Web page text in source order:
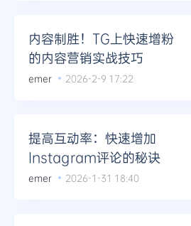
内容制胜！TG上快速增粉
的内容营销实战技巧
emer 2026-2-9 17:22
提高互动率：快速增加
Instagram评论的秘诀
emer 2026-1-31 18:40